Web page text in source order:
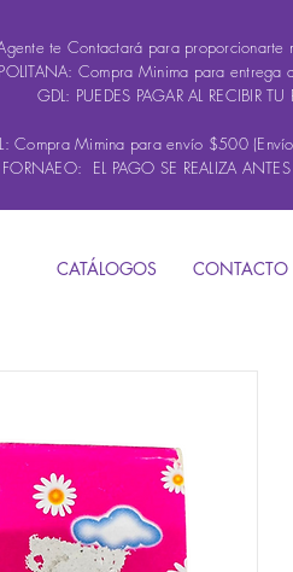
te Contactará para
Compra Minima para
GDL: PUEDES PAGAR AL RECIBIR TU
Compra Mimina para envío $500
FORNAEO: EL PAGO SE REALIZA
CATÁLOGOS CONTACTO